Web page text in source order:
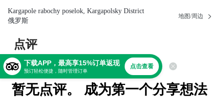
Kargapole rabochy poselok, Kargapolsky District
俄罗斯
地图/周边
点评
暂无点评。 成为第一个分享想法
下载APP，最高享15%订单返现
预订轻松便捷，随时管理订单
点击查看